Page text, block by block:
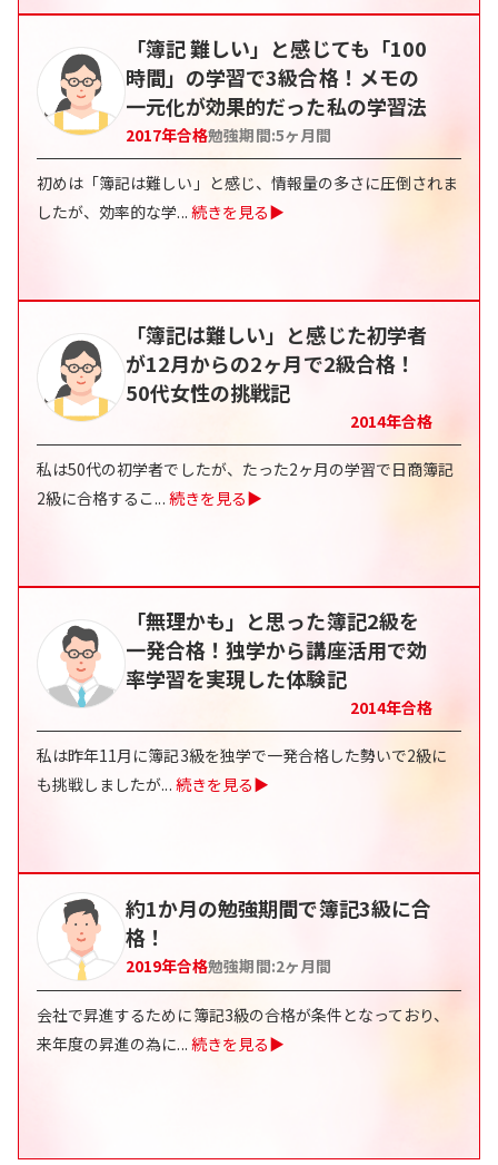
「簿記 難しい」と感じても「100
時間」の学習で3級合格！メモの
一元化が効果的だった私の学習法
2017年合格勉強期間:5ヶ月間
初めは「簿記は難しい」と感じ、情報量の多さに圧倒されま
したが、効率的な学... 続きを見る▶
「簿記は難しい」と感じた初学者
が12月からの2ヶ月で2級合格！
50代女性の挑戦記
2014年合格
私は50代の初学者でしたが、たった2ヶ月の学習で日商簿記
2級に合格するこ... 続きを見る▶
「無理かも」と思った簿記2級を
一発合格！独学から講座活用で効
率学習を実現した体験記
2014年合格
私は昨年11月に簿記3級を独学で一発合格した勢いで2級に
も挑戦しましたが... 続きを見る▶
約1か月の勉強期間で簿記3級に合
格！
2019年合格勉強期間:2ヶ月間
会社で昇進するために簿記3級の合格が条件となっており、
来年度の昇進の為に... 続きを見る▶